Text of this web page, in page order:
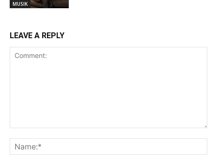
MUSIK
LEAVE A REPLY